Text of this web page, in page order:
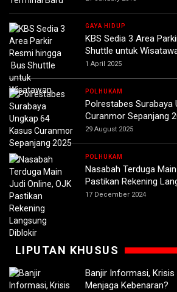
GAYA HIDUP
KBS Sedia 3 Area
Shuttle untuk
1 April 2025
POLHUKAM
Polrestabes Surabaya
Curanmor Sepanjang
29 August 2025
POLHUKAM
Nasabah Terduga
Pastikan Rekening
17 December 2024
LIPUTAN KHUSUS
Banjir Informasi, Krisis
Menjaga Kebenaran?